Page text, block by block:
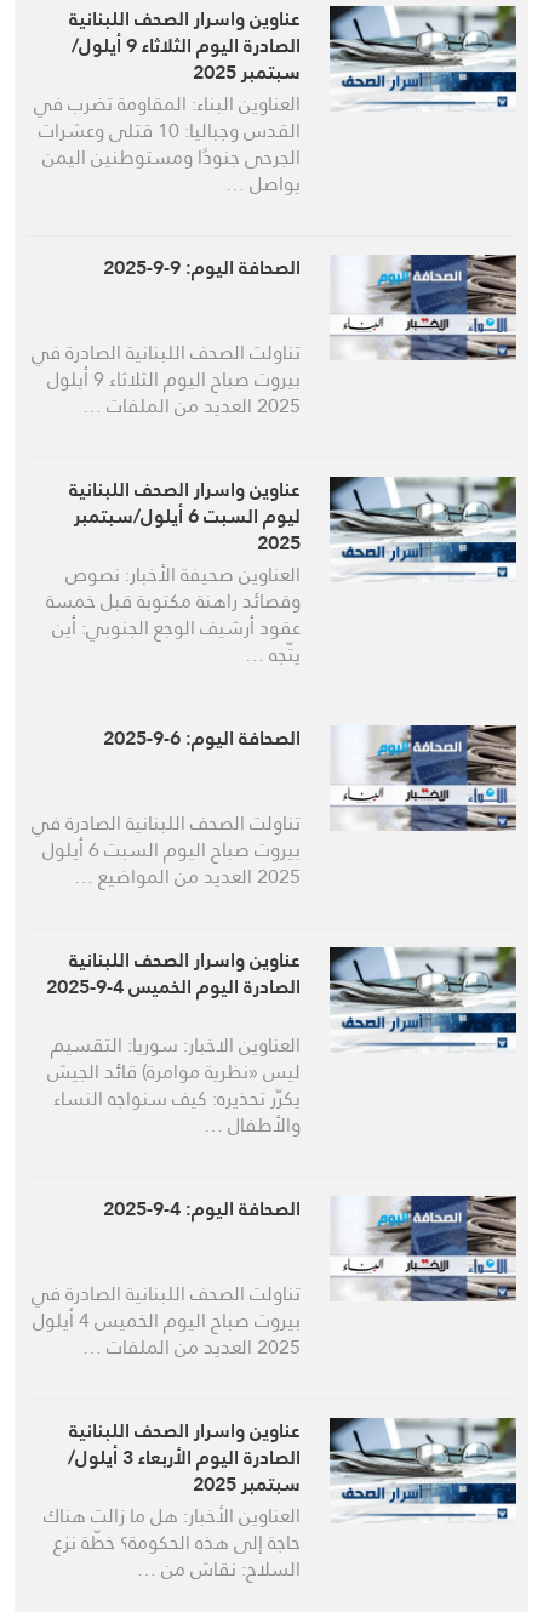
عناوين واسرار الصحف اللبنانية
الصادرة اليوم الثلاثاء 9 أيلول/
سبتمبر 2025
العناوين البناء: المقاومة تضرب في
القدس وجباليا: 10 قتلى وعشرات
الجرحى جنودًا ومستوطنين اليمن
يواصل …
الصحافة اليوم: 9-9-2025
تناولت الصحف اللبنانية الصادرة في
بيروت صباح اليوم الثلاثاء 9 أيلول
2025 العديد من الملفات …
عناوين واسرار الصحف اللبنانية
ليوم السبت 6 أيلول/سبتمبر
2025
العناوين صحيفة الأخبار: نصوص
وقصائد راهنة مكتوبة قبل خمسة
عقود أرشيف الوجع الجنوبي: أين
يتّجه …
الصحافة اليوم: 6-9-2025
تناولت الصحف اللبنانية الصادرة في
بيروت صباح اليوم السبت 6 أيلول
2025 العديد من المواضيع …
عناوين واسرار الصحف اللبنانية
الصادرة اليوم الخميس 4-9-2025
العناوين الاخبار: سوريا: التقسيم
ليس «نظرية موامرة) قائد الجيش
يكرّر تحذيره: كيف سنواجه النساء
والأطفال …
الصحافة اليوم: 4-9-2025
تناولت الصحف اللبنانية الصادرة في
بيروت صباح اليوم الخميس 4 أيلول
2025 العديد من الملفات …
عناوين واسرار الصحف اللبنانية
الصادرة اليوم الأربعاء 3 أيلول/
سبتمبر 2025
العناوين الأخبار: هل ما زالت هناك
حاجة إلى هذه الحكومة؟ خطّة نزع
السلاح: نقاش من …